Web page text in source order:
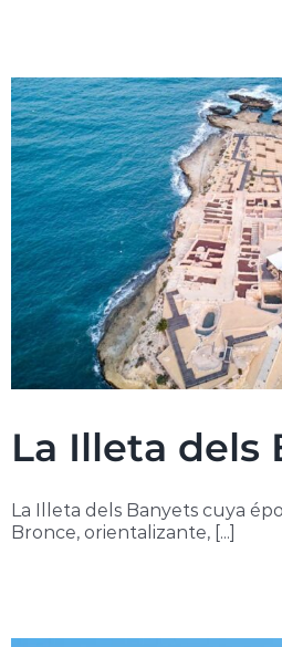
La Illeta dels
La Illeta dels Banyets cuya
Bronce, orientalizante, [...]